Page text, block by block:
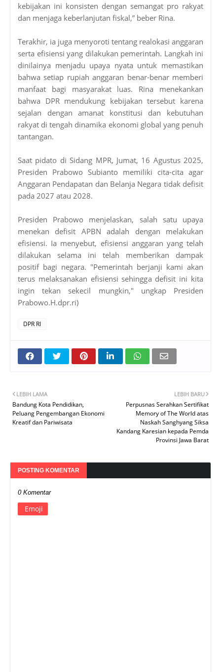
kebijakan ini konsisten dengan semangat pro rakyat
dan menjaga keberlanjutan fiskal,” beber Rina.
Terakhir, ia juga menyoroti tentang realokasi anggaran
serta efisiensi yang dilakukan pemerintah. Langkah ini
dinilainya menjadu upaya nyata untuk memastikan
bahwa setiap rupiah anggaran benar-benar memberi
manfaat bagi masyarakat luas. Rina menekankan
bahwa DPR mendukung kebijakan tersebut karena
sejalan dengan amanat konstitusi dan kebutuhan
rakyat di tengah dinamika ekonomi global yang penuh
tantangan.
Saat pidato di Sidang MPR, Jumat, 16 Agustus 2025,
Presiden Prabowo Subianto memiliki cita-cita agar
Anggaran Pendapatan dan Belanja Negara tidak defisit
pada 2027 atau 2028.
Presiden Prabowo menjelaskan, salah satu upaya
menekan defisit APBN adalah dengan melakukan
efisiensi. Ia menyebut, efisiensi anggaran yang telah
dilakukan selama ini telah memberikan dampak
positif bagi negara. "Pemerintah berjanji kami akan
terus melaksanakan efisiensi sehingga defisit ini kita
ingin tekan sekecil mungkin," ungkap Presiden
Prabowo.H.dpr.ri)
DPR RI
LEBIH BARU
Perpusnas Serahkan Sertifikat
Memory of The World atas
Naskah Sanghyang Siksa
Kandang Karesian kepada Pemda
Provinsi Jawa Barat
LEBIH LAMA
Bandung Kota Pendidikan,
Peluang Pengembangan Ekonomi
Kreatif dan Pariwisata
POSTING KOMENTAR
0 Komentar
Emoji